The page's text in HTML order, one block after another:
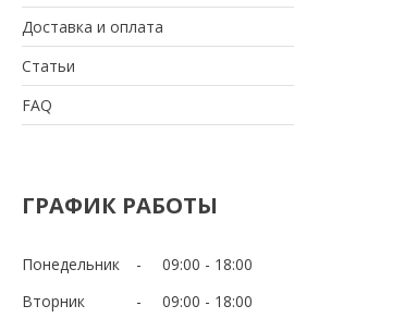
Доставка и оплата
Статьи
FAQ
ГРАФИК РАБОТЫ
Понедельник 09:00
18:00
Вторник
09:00
18:00